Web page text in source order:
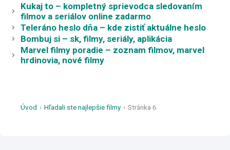
Kukaj to – kompletný sprievodca sledovaním
filmov a seriálov online zadarmo
Teleráno heslo dňa – kde zistiť aktuálne heslo
Bombuj si – sk, filmy, seriály, aplikácia
Marvel filmy poradie – zoznam filmov, marvel
hrdinovia, nové filmy
Úvod › Hľadali ste najlepšie filmy › Stránka 6